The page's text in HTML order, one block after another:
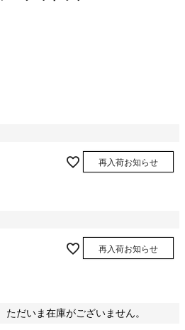
再入荷お知らせ
再入荷お知らせ
ただいま在庫がございません。